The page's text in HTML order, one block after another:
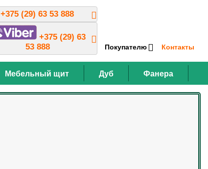
+375 (29) 63 53 888
+375 (29) 63
53 888
Покупателю Контакты
Мебельный щит Дуб Фанера